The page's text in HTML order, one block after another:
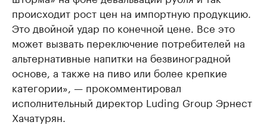
происходит рост цен на импортную продукцию.
Это двойной удар по конечной цене. Все это
может вызвать переключение потребителей на
альтернативные напитки на безвиноградной
основе, а также на пиво или более крепкие
категории», — прокомментировал
исполнительный директор Luding Group Эрнест
Хачатурян.